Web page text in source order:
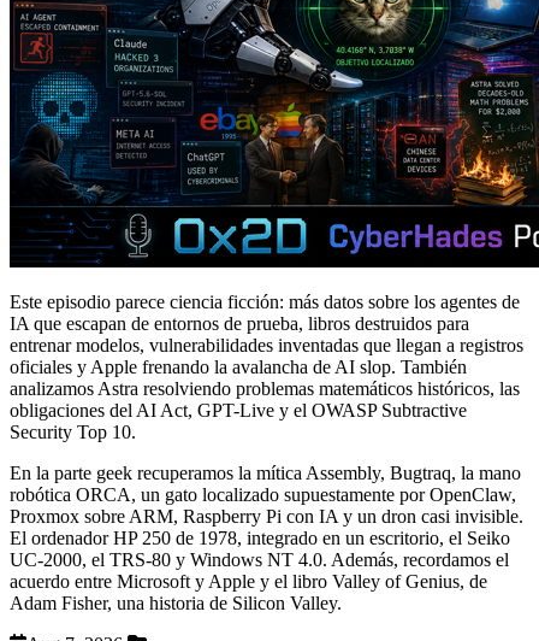
Este episodio parece ciencia ficción: más datos sobre los agentes de
IA que escapan de entornos de prueba, libros destruidos para
entrenar modelos, vulnerabilidades inventadas que llegan a registros
oficiales y Apple frenando la avalancha de AI slop. También
analizamos Astra resolviendo problemas matemáticos históricos, las
obligaciones del AI Act, GPT-Live y el OWASP Subtractive
Security Top 10.
En la parte geek recuperamos la mítica Assembly, Bugtraq, la mano
robótica ORCA, un gato localizado supuestamente por OpenClaw,
Proxmox sobre ARM, Raspberry Pi con IA y un dron casi invisible.
El ordenador HP 250 de 1978, integrado en un escritorio, el Seiko
UC-2000, el TRS-80 y Windows NT 4.0. Además, recordamos el
acuerdo entre Microsoft y Apple y el libro Valley of Genius, de
Adam Fisher, una historia de Silicon Valley.